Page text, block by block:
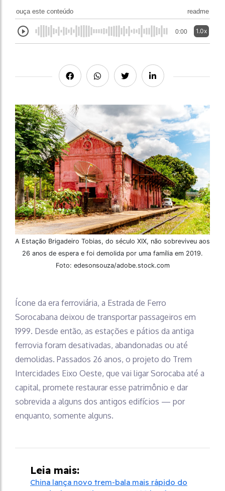
ouça este conteúdo readme
0:00 1.0x
A Estação Brigadeiro Tobias, do século XIX, não sobreviveu aos
26 anos de espera e foi demolida por uma família em 2019.
Foto: edesonsouza/adobe.stock.com
Ícone da era ferroviária, a Estrada de Ferro
Sorocabana deixou de transportar passageiros em
1999. Desde então, as estações e pátios da antiga
ferrovia foram desativadas, abandonadas ou até
demolidas. Passados 26 anos, o projeto do Trem
Intercidades Eixo Oeste, que vai ligar Sorocaba até a
capital, promete restaurar esse patrimônio e dar
sobrevida a alguns dos antigos edifícios — por
enquanto, somente alguns.
Leia mais:
China lança novo trem-bala mais rápido do